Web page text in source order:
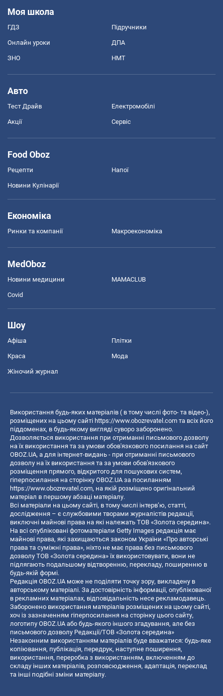
Моя школа
ГДЗ Підручники
Онлайн уроки ДПА
ЗНО НМТ
Авто
Тест Драйв Електромобілі
Акції Сервіс
Food Oboz
Рецепти Напої
Новини Кулінарії
Економіка
Ринки та компанії Макроекономіка
MedOboz
Новини медицини MAMACLUB
Covid
Шоу
Афіша Плітки
Краса Мода
Жіночий журнал
Використання будь-яких матеріалів ( в тому числі фото- та відео-),
розміщених на цьому сайті https://www.obozrevatel.com та всіх його
піддоменах, в будь-якому вигляді суворо заборонено.
Дозволяється використання при отриманні письмового дозволу
на їх використання та за умови обов'язкового посилання на сайт
OBOZ.UA, а для інтернет-видань - при отриманні письмового
дозволу на їх використання та за умови обов'язкового
розміщення прямого, відкритого для пошукових систем,
гіперпосилання на сторінку OBOZ.UA за посиланням
https://www.obozrevatel.com, на якій розміщено оригінальний
матеріал в першому абзаці матеріалу.
Всі матеріали на цьому сайті, в тому числі інтерв’ю, статті,
дослідження – є службовими творами журналістів редакції,
виключні майнові права на які належать ТОВ «Золота середина».
На всі опубліковані фотоматеріали Getty Images редакція має
майнові права, які захищаються законом України «Про авторські
права та суміжні права», ніхто не має права без письмового
дозволу ТОВ «Золота середина» їх використовувати, вони не
підлягають подальшому відтворенню, перекладу, поширенню в
будь-якій формі.
Редакція OBOZ.UA може не поділяти точку зору, викладену в
авторському матеріалі. За достовірність інформації, опублікованої
в рекламних матеріалах, відповідальність несе рекламодавець.
Заборонено використання матеріалів розміщених на цьому сайті,
хоч із зазначенням гіперпосилання на сторінку цього сайту,
логотипу OBOZ.UA або будь-якого іншого згадування, але без
письмового дозволу Редакції/ТОВ «Золота середина»
Незаконним використанням матеріалів буде вважатися: будь-яке
копiювання, публiкацiя, передрук, наступне поширення,
використання, переробка з використанням, включенням до
складу інших матеріалів, розповсюдження, адаптація, переклад
та інші подібні зміни матеріалу.